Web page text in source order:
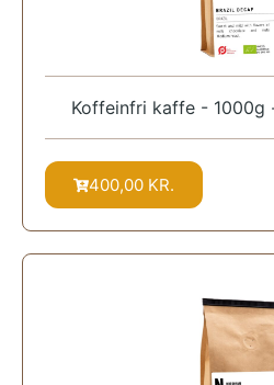
Koffeinfri kaffe - 1000g
400,00 KR.